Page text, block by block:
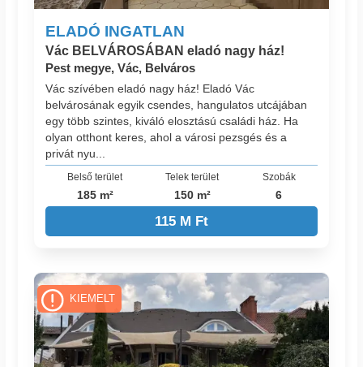
ELADÓ INGATLAN
Vác BELVÁROSÁBAN eladó nagy ház!
Pest megye, Vác, Belváros
Vác szívében eladó nagy ház! Eladó Vác
belvárosának egyik csendes, hangulatos utcájában
egy több szintes, kiváló elosztású családi ház. Ha
olyan otthont keres, ahol a városi pezsgés és a
privát nyu...
Belső terület
185 m²
Telek terület
150 m²
Szobák
6
115 M Ft
KIEMELT